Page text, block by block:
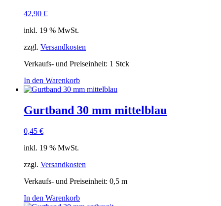
42,90 €
inkl. 19 % MwSt.
zzgl. Versandkosten
Verkaufs- und Preiseinheit: 1 Stck
In den Warenkorb
Gurtband 30 mm mittelblau
0,45 €
inkl. 19 % MwSt.
zzgl. Versandkosten
Verkaufs- und Preiseinheit: 0,5 m
In den Warenkorb